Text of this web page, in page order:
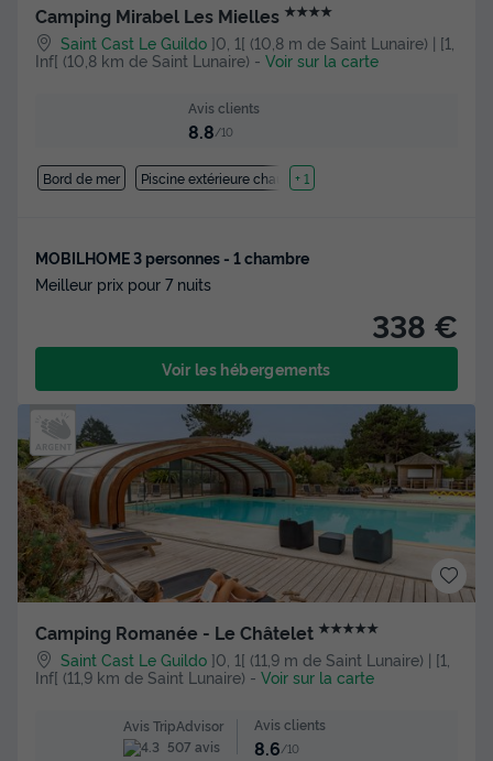
Camping Mirabel Les Mielles ★★★★
Saint Cast Le Guildo ]0, 1[ (10,8 m de Saint Lunaire) | [1,
Inf[ (10,8 km de Saint Lunaire) - Voir sur la carte
Avis clients
8.8/10
Bord de mer Piscine extérieure chauffée
+ 1
MOBILHOME 3 personnes - 1 chambre
Meilleur prix pour 7 nuits
338 €
Voir les hébergements
Camping Romanée - Le Châtelet ★★★★★
Saint Cast Le Guildo ]0, 1[ (11,9 m de Saint Lunaire) | [1,
Inf[ (11,9 km de Saint Lunaire) - Voir sur la carte
Avis TripAdvisor
507 avis
Avis clients
8.6 /10